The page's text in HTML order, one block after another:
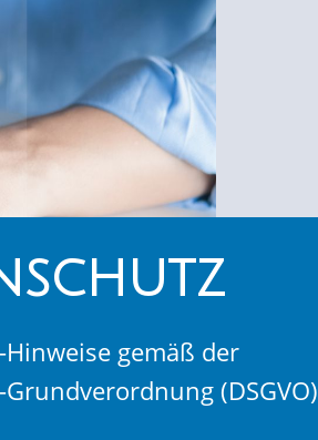
gemäß der
(DSGVO)